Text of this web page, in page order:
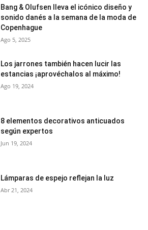
Bang & Olufsen lleva el icónico diseño y
sonido danés a la semana de la moda de
Copenhague
Ago 5, 2025
Los jarrones también hacen lucir las
estancias ¡aprovéchalos al máximo!
Ago 19, 2024
8 elementos decorativos anticuados
según expertos
Jun 19, 2024
Lámparas de espejo reflejan la luz
Abr 21, 2024